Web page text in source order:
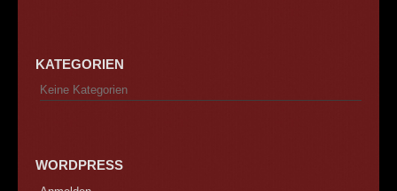
KATEGORIEN
Keine Kategorien
WORDPRESS